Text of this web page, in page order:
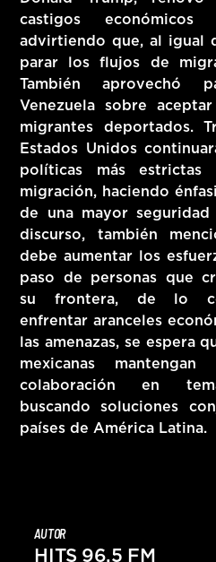
Hits – 96.5 FM
castigos económicos
advirtiendo que, al igual
parar los flujos de
También aprovechó
Venezuela sobre
migrantes deportados.
Estados Unidos
políticas más
migración, haciendo
de una mayor
discurso, también
debe aumentar los
paso de personas que
su frontera, de lo
enfrentar aranceles
las amenazas, se espera
mexicanas
colaboración en
buscando soluciones
países de América Latina.
AUTOR
HITS 96.5 FM